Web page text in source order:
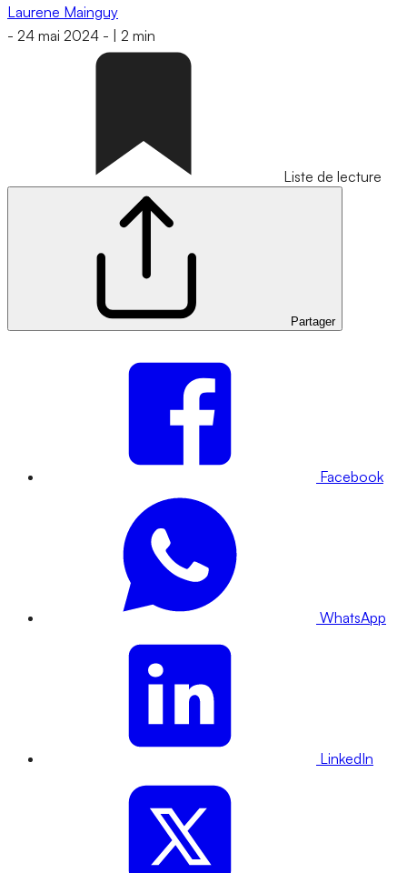
Laurene Mainguy
- 24 mai 2024 - 2 min
Liste de lecture
Partager
Facebook
WhatsApp
LinkedIn